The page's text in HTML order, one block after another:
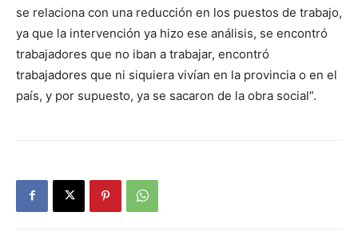
se relaciona con una reducción en los puestos de trabajo,
ya que la intervención ya hizo ese análisis, se encontró
trabajadores que no iban a trabajar, encontró
trabajadores que ni siquiera vivían en la provincia o en el
país, y por supuesto, ya se sacaron de la obra social”.